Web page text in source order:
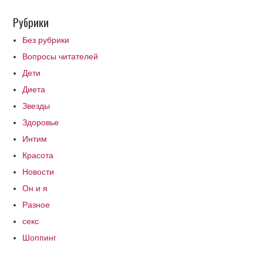
Рубрики
Без рубрики
Вопросы читателей
Дети
Диета
Звезды
Здоровье
Интим
Красота
Новости
Он и я
Разное
секс
Шоппинг